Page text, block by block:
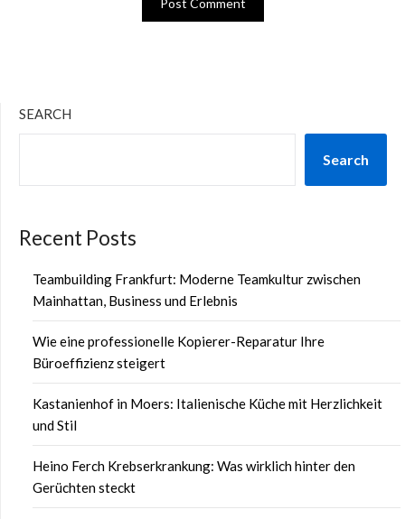
SEARCH
Search
Recent Posts
Teambuilding Frankfurt: Moderne Teamkultur zwischen
Mainhattan, Business und Erlebnis
Wie eine professionelle Kopierer-Reparatur Ihre
Büroeffizienz steigert
Kastanienhof in Moers: Italienische Küche mit Herzlichkeit
und Stil
Heino Ferch Krebserkrankung: Was wirklich hinter den
Gerüchten steckt